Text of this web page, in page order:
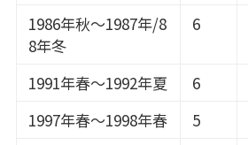
1986年秋～1987年/8
8年冬
6
1991年春～1992年夏 6
1997年春～1998年春
5